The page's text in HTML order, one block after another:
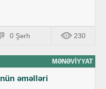
0 Şərh 230
MƏNƏVIYYAT
əməlləri